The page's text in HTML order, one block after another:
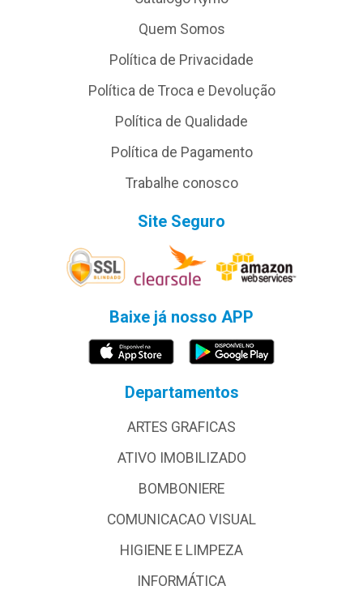
Quem Somos
Política de Privacidade
Política de Troca e Devolução
Política de Qualidade
Política de Pagamento
Trabalhe conosco
Site Seguro
Baixe já nosso APP
Departamentos
ARTES GRAFICAS
ATIVO IMOBILIZADO
BOMBONIERE
COMUNICACAO VISUAL
HIGIENE E LIMPEZA
INFORMÁTICA